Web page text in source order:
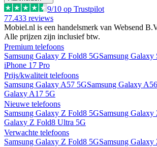
9/10 op Trustpilot
77.433 reviews
Mobiel.nl is een handelsmerk van Websend
Alle prijzen zijn inclusief btw.
Premium telefoons
Samsung Galaxy Z Fold8 5GSamsung Galaxy
iPhone 17 Pro
Prijs/kwaliteit telefoons
Samsung Galaxy A57 5GSamsung Galaxy
Galaxy A17 5G
Nieuwe telefoons
Samsung Galaxy Z Fold8 5GSamsung
Galaxy Z Fold8 Ultra 5G
Verwachte telefoons
Samsung Galaxy Z Fold8 5GSamsung